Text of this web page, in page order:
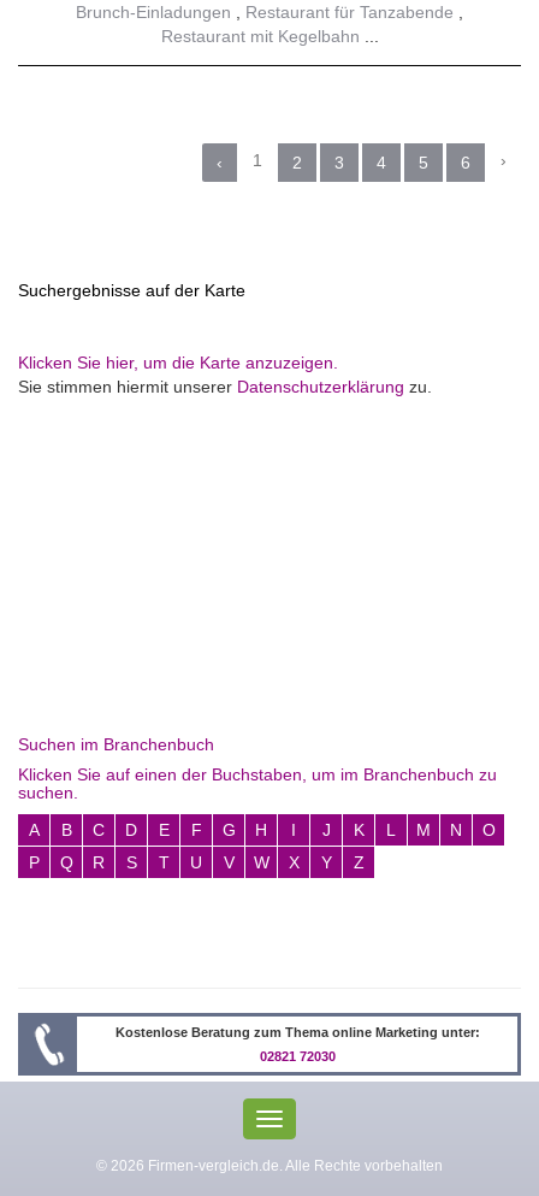
Brunch-Einladungen
Restaurant für Tanzabende
Restaurant mit Kegelbahn
‹ 1 2 3 4 5 6 ›
Suchergebnisse auf der Karte
Klicken Sie hier, um die Karte anzuzeigen.
Sie stimmen hiermit unserer Datenschutzerklärung zu.
Suchen im Branchenbuch
Klicken Sie auf einen der Buchstaben, um im Branchenbuch zu
suchen.
A
B C D E F G H I J K L M N
O
P
Q R S T U V W X Y Z
Kostenlose Beratung zum Thema online Marketing unter:
02821 72030
Toggle
navigation
© 2026 Firmen-vergleich.de. Alle Rechte vorbehalten